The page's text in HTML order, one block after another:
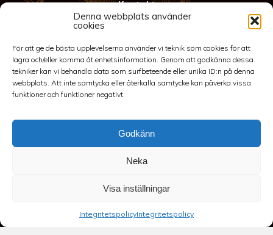
Denna webbplats använder
cookies
För att ge de bästa upplevelserna använder vi teknik som cookies för att
lagra och/eller komma åt enhetsinformation. Genom att godkänna dessa
tekniker kan vi behandla data som surfbeteende eller unika ID:n på denna
webbplats. Att inte samtycka eller återkalla samtycke kan påverka vissa
funktioner och funktioner negativt.
Godkänn
Neka
Visa inställningar
IntegritetspolicyIntegritetspolicy
Kontakt
Anläggning
Integritetspolicy
©2026 Spakarps plantskola
- spakarp@outlook.com
Spakarp 1, 575 95